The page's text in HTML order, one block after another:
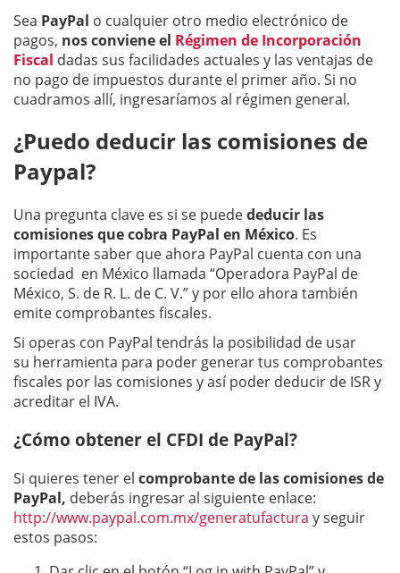
Sea PayPal o cualquier otro medio electrónico de
pagos, nos conviene el Régimen de Incorporación
Fiscal dadas sus facilidades actuales y las ventajas de
no pago de impuestos durante el primer año. Si no
cuadramos allí, ingresaríamos al régimen general.
¿Puedo deducir las comisiones de
Paypal?
Una pregunta clave es si se puedededucir las
comisiones que cobra PayPal en México. Es
importante saber que ahora PayPal cuenta con una
sociedad en México llamada “Operadora PayPal de
México, S. de R. L. de C. V.” y por ello ahora también
emite comprobantes fiscales.
Si operas con PayPal tendrás la posibilidad de usar
su herramienta para poder generar tus comprobantes
fiscales por las comisiones y así poder deducir de ISR y
acreditar el IVA.
¿Cómo obtener el CFDI de PayPal?
Si quieres tener el comprobante de las comisiones de
PayPal, deberás ingresar al siguiente enlace:
http://www.paypal.com.mx/generatufactura y seguir
estos pasos: